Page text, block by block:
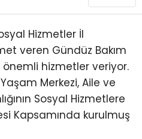
WhatsApp
İhbar Hattı
Hizmetler İl
veren Gündüz Bakım
hizmetler veriyor.
Merkezi, Aile ve
Sosyal Hizmetlere
Kapsamında kurulmuş